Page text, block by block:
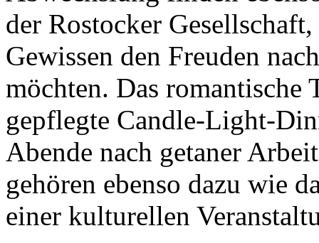
der Rostocker
Gewissen den Freuden
möchten. Das romantische
gepflegte Candle-Light-
Abende nach getaner
gehören ebenso dazu wie
einer kulturellen